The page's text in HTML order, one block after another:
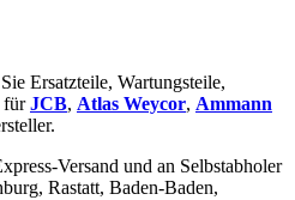
Ersatzteile, Wartungsteile,
fürJCB, Atlas Weycor, Ammann
Versand und an Selbstabholer
Rastatt, Baden-Baden,